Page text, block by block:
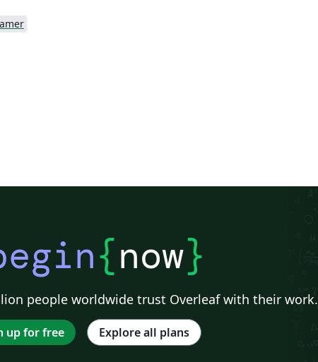
{now}
people worldwide trust Overleaf with their work.
up for free Explore all plans